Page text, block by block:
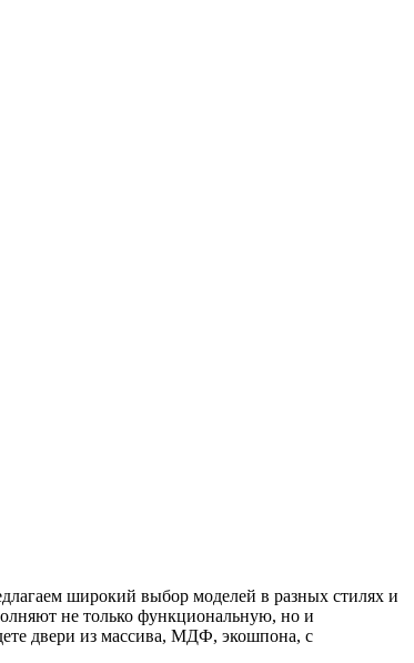
широкий выбор моделей в разных стилях и
не только функциональную, но и
двери из массива, МДФ, экошпона, с